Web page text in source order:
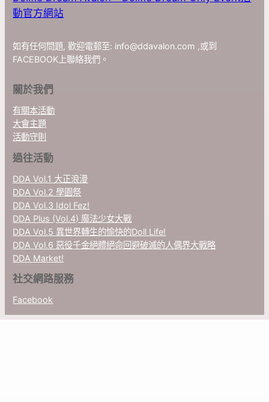
動官方網站
如有任何問題, 歡迎電郵至: info@ddavalon.com ,或到
FACEBOOK上聯絡我們。
關於我們
有關本活動
大會主題
活動守則
過往活動
DDA Vol.1 大正浪漫
DDA Vol.2 學園祭
DDA Vol.3 Idol Fez!
DDA Plus (Vol.4) 魔法少女大戰
DDA Vol.5 異世界轉生的愉快的Doll Life!
DDA Vol.6 惡役千金絕體絕命回避破滅的人偶界大戰略
DDA Market!
社交網路服務
Facebook